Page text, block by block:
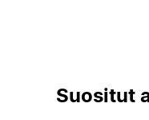
Suositut